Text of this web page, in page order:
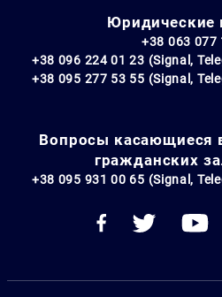
Юридические
+38 063 077
+38 096 224 01 23 (Signal,
+38 095 277 53 55 (Signal,
Вопросы касающиеся
гражданских
+38 095 931 00 65 (Signal,